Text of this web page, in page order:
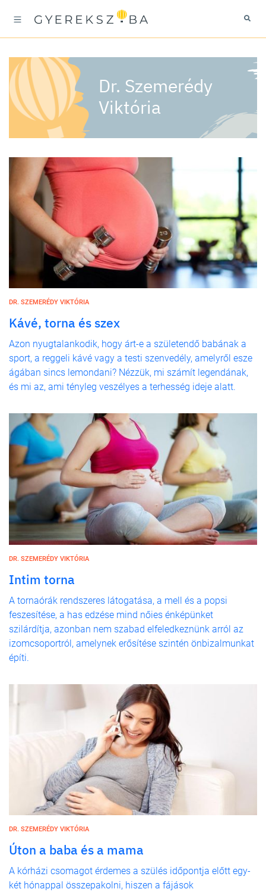
Dr. Szemerédy
Viktória
DR. SZEMERÉDY VIKTÓRIA
Kávé, torna és szex
Azon nyugtalankodik, hogy árt-e a születendő babának a
sport, a reggeli kávé vagy a testi szenvedély, amelyről esze
ágában sincs lemondani? Nézzük, mi számít legendának,
és mi az, ami tényleg veszélyes a terhesség ideje alatt.
DR. SZEMERÉDY VIKTÓRIA
Intim torna
A tornaórák rendszeres látogatása, a mell és a popsi
feszesítése, a has edzése mind nőies énképünket
szilárdítja, azonban nem szabad elfeledkeznünk arról az
izomcsoportról, amelynek erősítése szintén önbizalmunkat
építi.
DR. SZEMERÉDY VIKTÓRIA
Úton a baba és a mama
A kórházi csomagot érdemes a szülés időpontja előtt egy-
két hónappal összepakolni, hiszen a fájások